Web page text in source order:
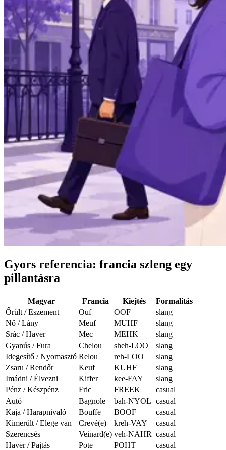
Gyors referencia: francia szleng egy
pillantásra
Magyar Francia Kiejtés
Formalitás
Őrült / Eszement
Ouf OOF
slang
Nő / Lány
Meuf MUHF
slang
Srác / Haver
Mec MEHK
slang
Gyanús / Fura
Chelou sheh-LOO
slang
Idegesítő / Nyomasztó Relou reh-LOO
slang
Zsaru / Rendőr
Keuf KUHF
slang
Imádni / Élvezni
Kiffer kee-FAY
slang
Pénz / Készpénz
Fric FREEK
casual
Autó
Bagnole bah-NYOL casual
Kaja / Harapnivaló
Bouffe BOOF
casual
Kimerült / Elege van
Crevé(e) kreh-VAY
casual
Szerencsés
Veinard(e) veh-NAHR casual
Haver / Pajtás
Pote POHT
casual